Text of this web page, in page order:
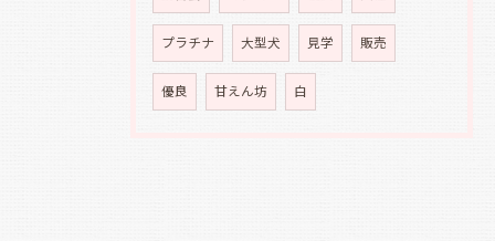
プラチナ 大型犬 見学 販売
優良 甘えん坊 白